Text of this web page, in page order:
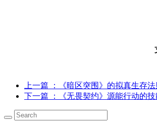
上一篇
：《暗区突围》的拟真生存法
下一篇
：《无畏契约》源能行动的